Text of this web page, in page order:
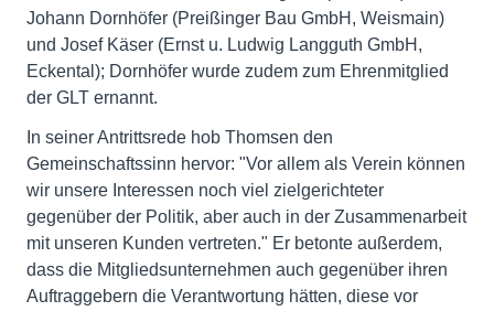
Johann Dornhöfer (Preißinger Bau GmbH, Weismain)
und Josef Käser (Ernst u. Ludwig Langguth GmbH,
Eckental); Dornhöfer wurde zudem zum Ehrenmitglied
der GLT ernannt.
In seiner Antrittsrede hob Thomsen den
Gemeinschaftssinn hervor: "Vor allem als Verein können
wir unsere Interessen noch viel zielgerichteter
gegenüber der Politik, aber auch in der Zusammenarbeit
mit unseren Kunden vertreten." Er betonte außerdem,
dass die Mitgliedsunternehmen auch gegenüber ihren
Auftraggebern die Verantwortung hätten, diese vor